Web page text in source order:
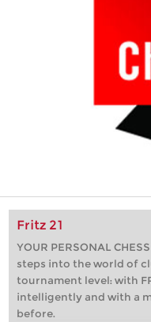
Fritz 21
YOUR PERSONAL
steps into the world of
tournament level: with
intelligently and with a
before.